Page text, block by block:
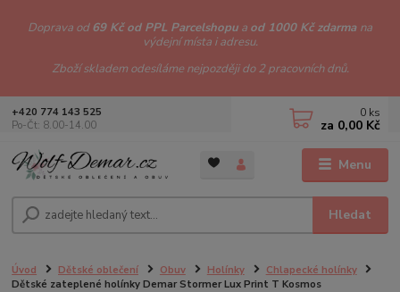
Doprava od69 Kč od PPL Parcelshopu a od 1000 Kč zdarma na
výdejní místa i adresu.
Zboží skladem odesíláme nejpozději do 2 pracovních dnů.
Menu
Hledat
+420 774 143 525
Po-Čt: 8.00-14.00
0 ks
za 0,00 Kč
Úvod Dětské oblečení Obuv Holínky
Chlapecké holínky
Dětské zateplené holínky Demar Stormer Lux Print T Kosmos